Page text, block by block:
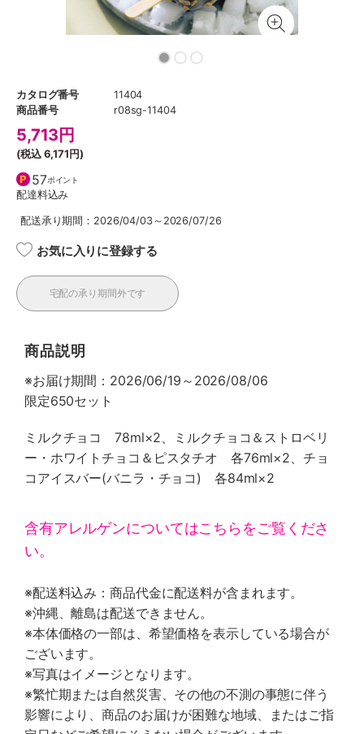
カタログ番号
11404
商品番号
r08sg-11404
5,713 円
(税込6,171円)
57ポイント
配達料込み
配送承り期間：2026/04/03～2026/07/26
お気に入りに登録する
宅配の承り期間外です
商品説明
※お届け期間：2026/06/19～2026/08/06
限定650セット
ミルクチョコ 78ml×2、ミルクチョコ＆ストロベリ
ー・ホワイトチョコ＆ピスタチオ 各76ml×2、チョ
コアイスバー(バニラ・チョコ) 各84ml×2
含有アレルゲンについてはこちらをご覧くださ
い。
※配送料込み：商品代金に配送料が含まれます。
※沖縄、離島は配送できません。
※本体価格の一部は、希望価格を表示している場合が
ございます。
※写真はイメージとなります。
※繁忙期または自然災害、その他の不測の事態に伴う
影響により、商品のお届けが困難な地域、またはご指